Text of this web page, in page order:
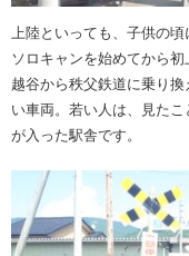
上陸といっても、子供の
ソロキャンを始めてから初
越谷から秩父鉄道に乗り
い車両。若い人は、見た
が入った駅舎です。